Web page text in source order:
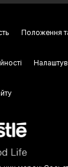
Положення